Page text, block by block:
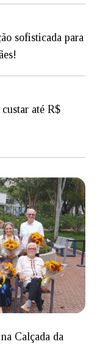
sofisticada para
até R$
Calçada da